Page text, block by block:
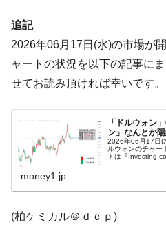
する差別。許してはおかぬ
『Money1』
韓国ボンクラ政
他人事のような発言。
『Money1』
韓国半導体『SK
『Money1』
韓国･加徳島新
機 ⇒ 10.7兆では損が出るからで
『Money1』
【速報】韓国株
日(水)もサイドカー・サーキッ
『Money1』
IT産業は人を雇
追記
2026年06月17日(水)の市場が
ャートの状況を以下の記事に
せてお読み頂ければ幸いです。
「ドルウォン
ン」なんとか陽
2026年06月17日(
ルウォンのチャー
トは『
money1.jp
(柏ケミカル＠ｄｃｐ)